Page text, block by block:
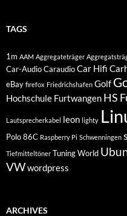
TAGS
1m AAM Aggregateträger
Car-AudioCaraudioCar Hifi
eBay firefox Friedrichshafen Golf
Hochschule Furtwangen HS
Lautsprecherkabel leon lighty
Polo 86C Raspberry Pi Schwenningen
Tiefmitteltöner Tuning World
VWwordpress
ARCHIVES